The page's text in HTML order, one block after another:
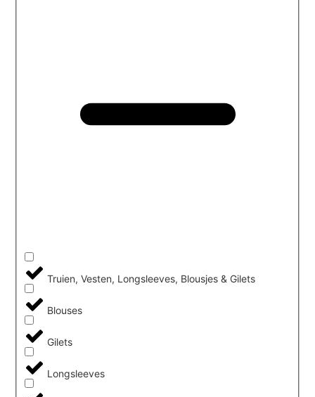
Truien, Vesten, Longsleeves, Blousjes & Gilets
Blouses
Gilets
Longsleeves